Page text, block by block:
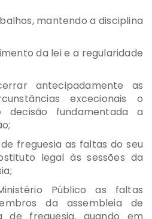
mantendo a disciplina
da lei e a regularidade
antecipadamente as
excecionais o
decisão fundamentada a
freguesia as faltas do seu
legal às sessões da
Público as faltas
da assembleia de